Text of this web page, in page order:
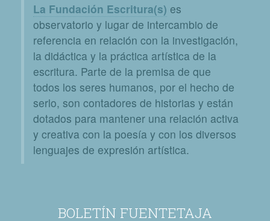
La Fundación Escritura(s) es
observatorio y lugar de intercambio de
referencia en relación con la investigación,
la didáctica y la práctica artística de la
escritura. Parte de la premisa de que
todos los seres humanos, por el hecho de
serlo, son contadores de historias y están
dotados para mantener una relación activa
y creativa con la poesía y con los diversos
lenguajes de expresión artística.
BOLETÍN FUENTETAJA